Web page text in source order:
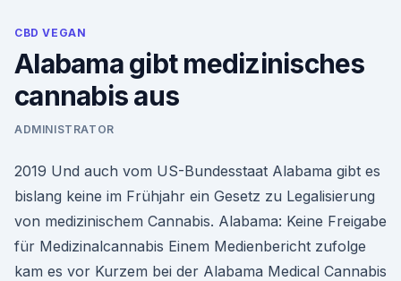
CBD VEGAN
Alabama gibt medizinisches
cannabis aus
ADMINISTRATOR
2019 Und auch vom US-Bundesstaat Alabama gibt es
bislang keine im Frühjahr ein Gesetz zu Legalisierung
von medizinischem Cannabis. Alabama: Keine Freigabe
für Medizinalcannabis Einem Medienbericht zufolge
kam es vor Kurzem bei der Alabama Medical Cannabis